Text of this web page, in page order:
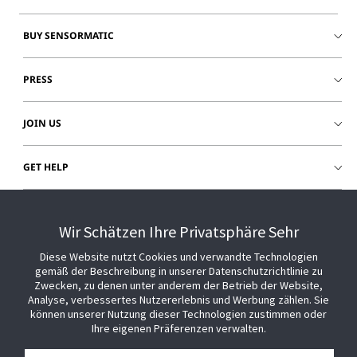
BUY SENSORMATIC
PRESS
JOIN US
GET HELP
Wir Schätzen Ihre Privatsphäre Sehr
Diese Website nutzt Cookies und verwandte Technologien
gemäß der Beschreibung in unserer Datenschutzrichtlinie zu
Zwecken, zu denen unter anderem der Betrieb der Website,
Analyse, verbessertes Nutzererlebnis und Werbung zählen. Sie
können unserer Nutzung dieser Technologien zustimmen oder
Ihre eigenen Präferenzen verwalten.